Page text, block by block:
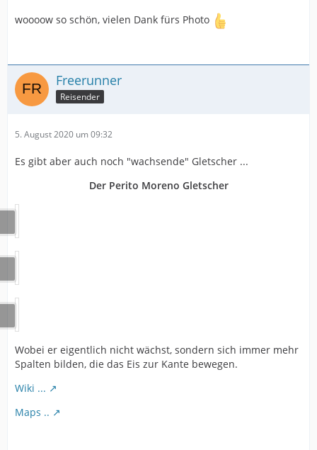
woooow so schön, vielen Dank fürs Photo
Freerunner
Reisender
5. August 2020 um 09:32
Es gibt aber auch noch "wachsende" Gletscher ...
Der Perito Moreno Gletscher
Wobei er eigentlich nicht wächst, sondern sich immer mehr
Spalten bilden, die das Eis zur Kante bewegen.
Wiki ...
Maps ..